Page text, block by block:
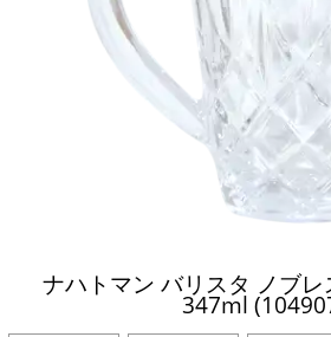
ナハトマン バリスタ ノブ
347ml